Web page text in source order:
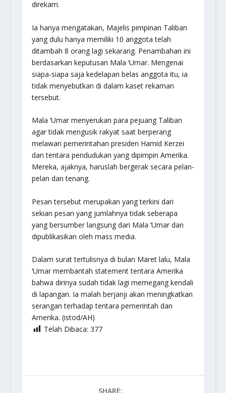
direkam.
Ia hanya mengatakan, Majelis pimpinan Taliban
yang dulu hanya memiliki 10 anggota telah
ditambah 8 orang lagi sekarang. Penambahan ini
berdasarkan keputusan Mala ‘Umar. Mengenai
siapa-siapa saja kedelapan belas anggota itu, ia
tidak menyebutkan di dalam kaset rekaman
tersebut.
Mala ‘Umar menyerukan para pejuang Taliban
agar tidak mengusik rakyat saat berperang
melawan pemerintahan presiden Hamid Kerzei
dan tentara pendudukan yang dipimpin Amerika.
Mereka, ajaknya, haruslah bergerak secara pelan-
pelan dan tenang.
Pesan tersebut merupakan yang terkini dari
sekian pesan yang jumlahnya tidak seberapa
yang bersumber langsung dari Mala ‘Umar dan
dipublikasikan oleh mass media.
Dalam surat tertulisnya di bulan Maret lalu, Mala
‘Umar membantah statement tentara Amerika
bahwa dirinya sudah tidak lagi memegang kendali
di lapangan. Ia malah berjanji akan meningkatkan
serangan terhadap tentara pemerintah dan
Amerika. (istod/AH)
Telah Dibaca: 377
SHARE: